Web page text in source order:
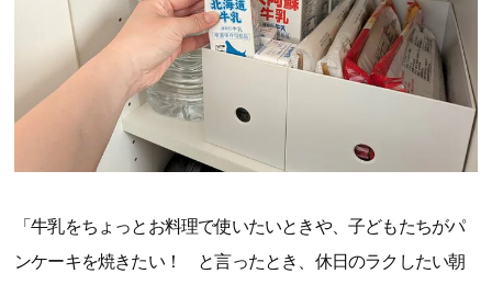
「牛乳をちょっとお料理で使いたいときや、子どもたちがパ
ンケーキを焼きたい！ と言ったとき、休日のラクしたい朝